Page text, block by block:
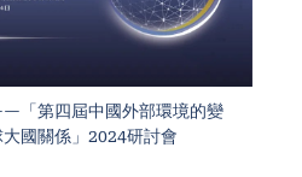
「第四屆中國外部環境的變
國關係」2024研討會